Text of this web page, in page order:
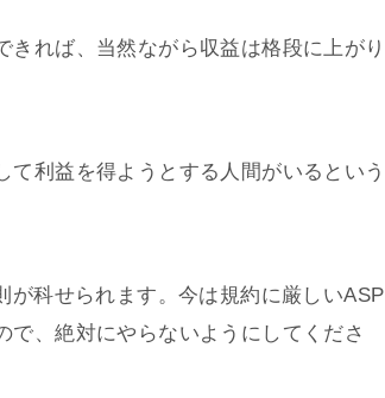
れば、当然ながら収益は格段に上がり
利益を得ようとする人間がいるという
が科せられます。今は規約に厳しいASP
、絶対にやらないようにしてくださ